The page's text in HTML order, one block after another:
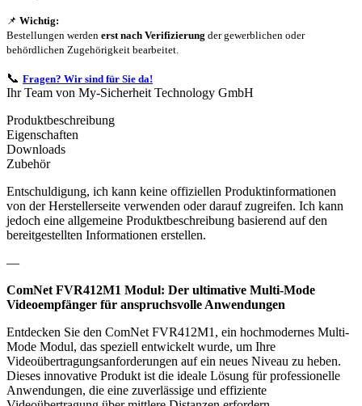
📌 Wichtig:
Bestellungen werden erst nach Verifizierung der gewerblichen oder
behördlichen Zugehörigkeit bearbeitet.
📞 Fragen? Wir sind für Sie da!
Ihr Team von My-Sicherheit Technology GmbH
Produktbeschreibung
Eigenschaften
Downloads
Zubehör
Entschuldigung, ich kann keine offiziellen Produktinformationen
von der Herstellerseite verwenden oder darauf zugreifen. Ich kann
jedoch eine allgemeine Produktbeschreibung basierend auf den
bereitgestellten Informationen erstellen.
—
ComNet FVR412M1 Modul: Der ultimative Multi-Mode
Videoempfänger für anspruchsvolle Anwendungen
Entdecken Sie den ComNet FVR412M1, ein hochmodernes Multi-
Mode Modul, das speziell entwickelt wurde, um Ihre
Videoübertragungsanforderungen auf ein neues Niveau zu heben.
Dieses innovative Produkt ist die ideale Lösung für professionelle
Anwendungen, die eine zuverlässige und effiziente